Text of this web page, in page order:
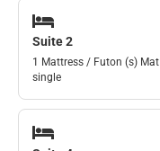
Suite 2
1 Mattress / Futon (s) Mat
single